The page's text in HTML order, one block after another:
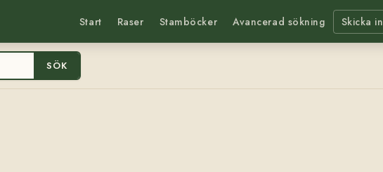
Start Raser Stamböcker Avancerad sökning Skicka in
SÖK